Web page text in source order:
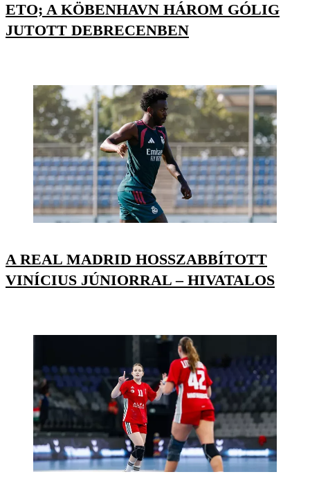
ETO; A KÖBENHAVN HÁROM GÓLIG
JUTOTT DEBRECENBEN
A REAL MADRID HOSSZABBÍTOTT
VINÍCIUS JÚNIORRAL – HIVATALOS